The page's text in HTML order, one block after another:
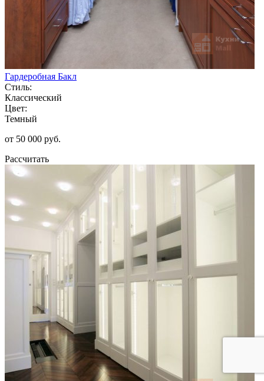
Гардеробная Бакл
Стиль:
Классический
Цвет:
Темный
от 50 000 руб.
Рассчитать